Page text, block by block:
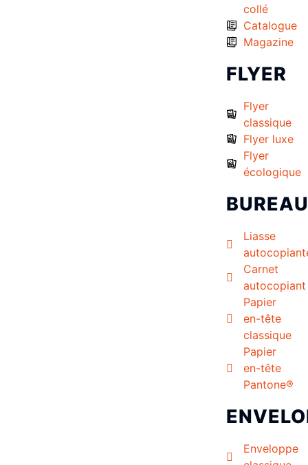
collé
Catalogue
Magazine
FLYER
Flyer
classique
Flyer luxe
Flyer
écologique
BUREAU
Liasse
Carnet
autocopiant
Papier
en-tête
classique
Papier
en-tête
Pantone®
Enveloppe